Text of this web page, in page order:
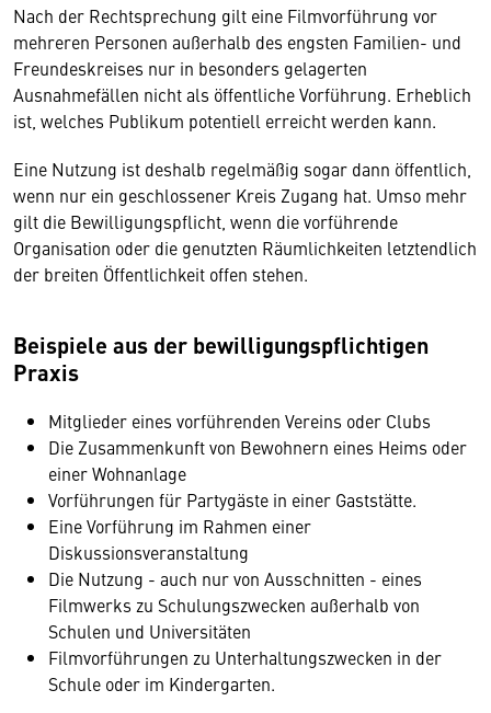
Nach der Rechtsprechung gilt eine Filmvorführung vor
mehreren Personen außerhalb des engsten Familien- und
Freundeskreises nur in besonders gelagerten
Ausnahmefällen nicht als öffentliche Vorführung. Erheblich
ist, welches Publikum potentiell erreicht werden kann.
Eine Nutzung ist deshalb regelmäßig sogar dann öffentlich,
wenn nur ein geschlossener Kreis Zugang hat. Umso mehr
gilt die Bewilligungspflicht, wenn die vorführende
Organisation oder die genutzten Räumlichkeiten letztendlich
der breiten Öffentlichkeit offen stehen.
Beispiele aus der bewilligungspflichtigen
Praxis
Mitglieder eines vorführenden Vereins oder Clubs
Die Zusammenkunft von Bewohnern eines Heims oder
einer Wohnanlage
Vorführungen für Partygäste in einer Gaststätte.
Eine Vorführung im Rahmen einer
Diskussionsveranstaltung
Die Nutzung - auch nur von Ausschnitten - eines
Filmwerks zu Schulungszwecken außerhalb von
Schulen und Universitäten
Filmvorführungen zu Unterhaltungszwecken in der
Schule oder im Kindergarten.